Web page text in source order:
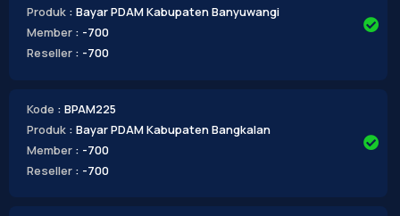
Produk : Bayar PDAM Kabupaten Banyuwangi
Member : -700
Reseller : -700
Kode : BPAM225
Produk : Bayar PDAM Kabupaten Bangkalan
Member : -700
Reseller : -700